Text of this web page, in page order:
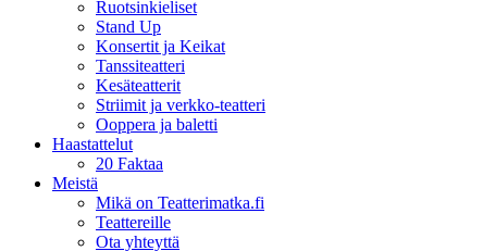
Ruotsinkieliset
Stand Up
Konsertit ja Keikat
Tanssiteatteri
Kesäteatterit
Striimit ja verkko-teatteri
Ooppera ja baletti
Haastattelut
20 Faktaa
Meistä
Mikä on Teatterimatka.fi
Teattereille
Ota yhteyttä